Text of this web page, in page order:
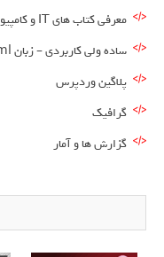
معرفی کتاب های IT و کامپیوتر
ساده ولی کاربردی – زبان Html
پلاگین وردپرس
گرافیک
گزارش ها و آمار